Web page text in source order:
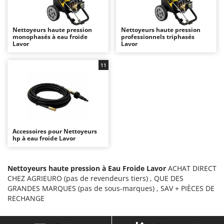
Autolaveuses
Autres produits
B
Bancs de scie pour le bois - Scies à bûches
Barbecues
Bennes pour tracteur
Brosses pour sols extérieurs
Brouettes à moteur
Broyeurs à axe horizontal pour tracteur
Butteurs pour tracteur
C
Chargeurs de batterie - Démarreurs
Charrues pour tracteur
Ambrogio Robot
Annovi Reverberi
ANTHBOT
Ardes
Argo
Artus
Attila
Awelco
B
Baesso
Bahco
Nettoyeurs haute pression
monophasés à eau froide
Lavor
Nettoyeurs haute pression
professionnels triphasés
Lavor
Accessoires pour Nettoyeurs
hp à eau froide Lavor
11
Nettoyeurs haute pression à Eau Froide Lavor ACHAT DIRECT
CHEZ AGRIEURO (pas de revendeurs tiers) , QUE DES
GRANDES MARQUES (pas de sous-marques) , SAV + PIÈCES DE
RECHANGE